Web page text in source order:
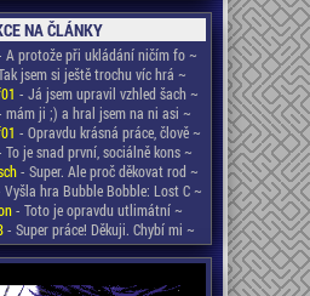
NA ČLÁNKY
A protože při ukládání ničím fo ~
jsem si ještě trochu víc hrá ~
- Já jsem upravil vzhled šach ~
mám ji ;) a hral jsem na ni asi ~
- Opravdu krásná práce, člově ~
To je snad první, sociálně kons ~
- Super. Ale proč děkovat rod ~
Vyšla hra Bubble Bobble: Lost C ~
- Toto je opravdu utlimátní ~
- Super práce! Děkuji. Chybí mi ~